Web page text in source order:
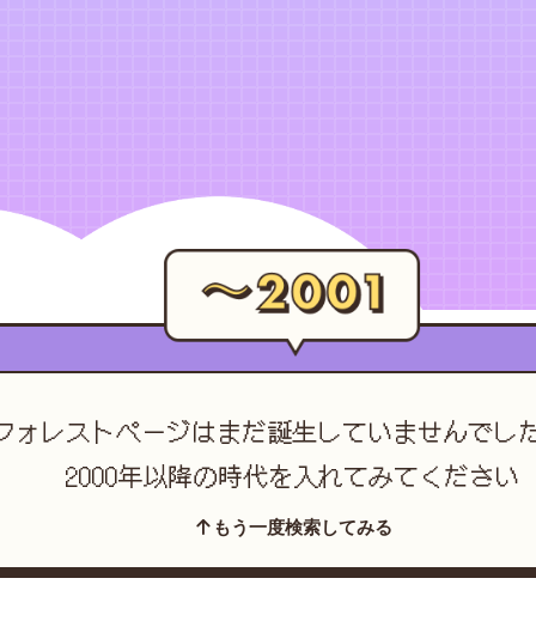
ォレストページはまだ誕生していませんで
2000年以降の時代を入れてみてください
もう一度検索してみる